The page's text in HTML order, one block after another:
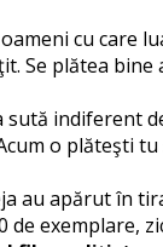
cu care
Se plătea
indiferent
o plăteşti
au apărut în
de exemplare,